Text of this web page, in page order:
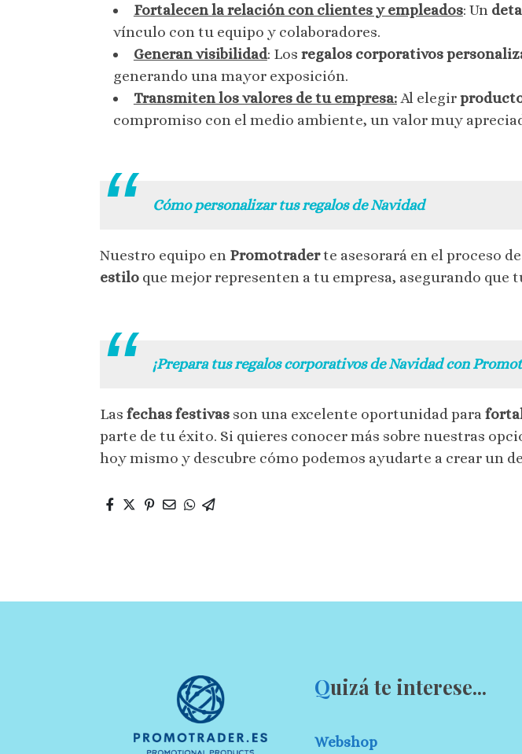
Fortalecen la relación con clientes y empleados: Un
vínculo con tu equipo y colaboradores.
Generan visibilidad: Los regalos corporativos
generando una mayor exposición.
Transmiten los valores de tu empresa:Al elegir
compromiso con el medio ambiente, un valor muy
Cómo personalizar tus regalos de Navidad
Nuestro equipo en Promotraderte asesorará en el proceso
estilo que mejor representen a tu empresa, asegurando que
¡Prepara tus regalos corporativos de Navidad con
Las fechas festivas son una excelente oportunidad para
parte de tu éxito. Si quieres conocer más sobre nuestras
hoy mismo y descubre cómo podemos ayudarte a crear un
Quizá te interese...
Webshop